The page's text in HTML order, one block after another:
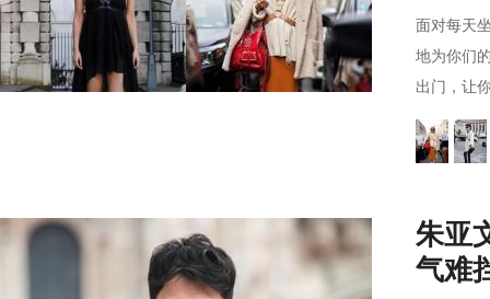
面对每天
地为你们
出门，让
朱亚
气难